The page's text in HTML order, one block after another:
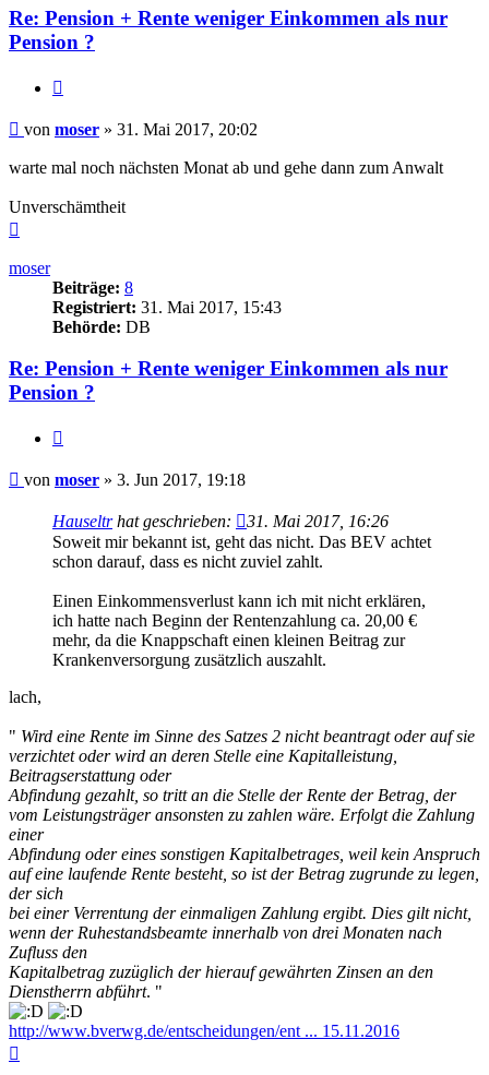
Re: Pension + Rente weniger Einkommen als nur
Pension ?
Beitrag
von moser » 31. Mai 2017, 20:02
warte mal noch nächsten Monat ab und gehe dann zum Anwalt
Unverschämtheit
moser
Beiträge: 8
Registriert: 31. Mai 2017, 15:43
Behörde: DB
Re: Pension + Rente weniger Einkommen als nur
Pension ?
Beitrag
von moser » 3. Jun 2017, 19:18
Hauseltrhat geschrieben:
31. Mai 2017, 16:26
Soweit mir bekannt ist, geht das nicht. Das BEV achtet
schon darauf, dass es nicht zuviel zahlt.
Einen Einkommensverlust kann ich mit nicht erklären,
ich hatte nach Beginn der Rentenzahlung ca. 20,00 €
mehr, da die Knappschaft einen kleinen Beitrag zur
Krankenversorgung zusätzlich auszahlt.
lach,
" Wird eine Rente im Sinne des Satzes 2 nicht beantragt oder auf sie
verzichtet oder wird an deren Stelle eine Kapitalleistung,
Beitragserstattung oder
Abfindung gezahlt, so tritt an die Stelle der Rente der Betrag, der
vom Leistungsträger ansonsten zu zahlen wäre. Erfolgt die Zahlung
einer
Abfindung oder eines sonstigen Kapitalbetrages, weil kein Anspruch
auf eine laufende Rente besteht, so ist der Betrag zugrunde zu legen,
der sich
bei einer Verrentung der einmaligen Zahlung ergibt. Dies gilt nicht,
wenn der Ruhestandsbeamte innerhalb von drei Monaten nach
Zufluss den
Kapitalbetrag zuzüglich der hierauf gewährten Zinsen an den
Dienstherrn abführt. "
http://www.bverwg.de/entscheidungen/ent ... 15.11.2016